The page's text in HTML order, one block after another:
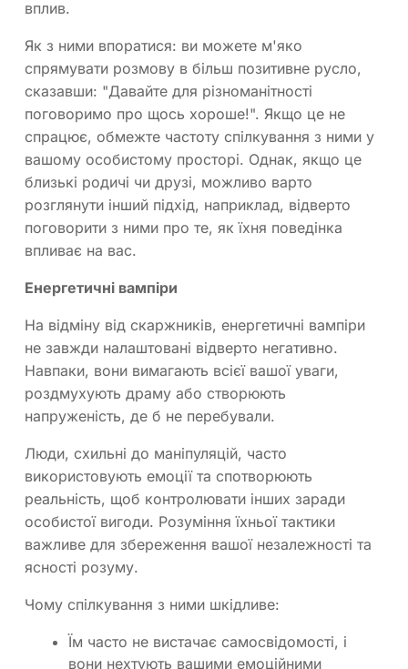
вплив.
Як з ними впоратися: ви можете м'яко
спрямувати розмову в більш позитивне русло,
сказавши: "Давайте для різноманітності
поговоримо про щось хороше!". Якщо це не
спрацює, обмежте частоту спілкування з ними у
вашому особистому просторі. Однак, якщо це
близькі родичі чи друзі, можливо варто
розглянути інший підхід, наприклад, відверто
поговорити з ними про те, як їхня поведінка
впливає на вас.
Енергетичні вампіри
На відміну від скаржників, енергетичні вампіри
не завжди налаштовані відверто негативно.
Навпаки, вони вимагають всієї вашої уваги,
роздмухують драму або створюють
напруженість, де б не перебували.
Люди, схильні до маніпуляцій, часто
використовують емоції та спотворюють
реальність, щоб контролювати інших заради
особистої вигоди. Розуміння їхньої тактики
важливе для збереження вашої незалежності та
ясності розуму.
Чому спілкування з ними шкідливе:
Їм часто не вистачає самосвідомості, і
вони нехтують вашими емоційними